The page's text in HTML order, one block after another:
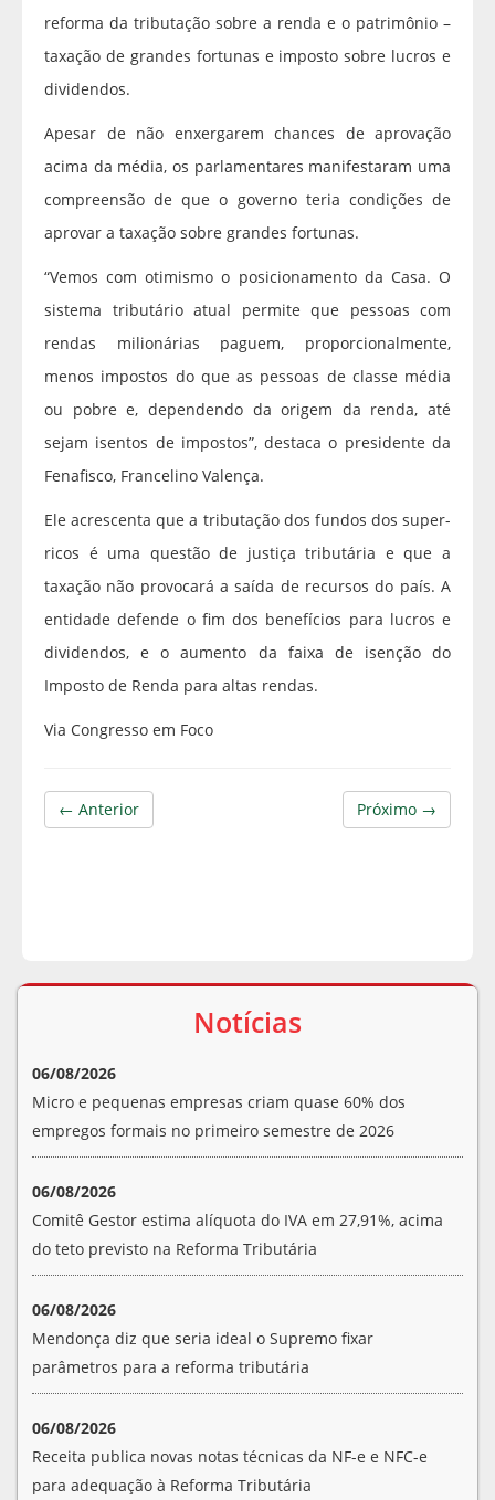
reforma da tributação sobre a renda e o patrimônio –
taxação de grandes fortunas e imposto sobre lucros e
dividendos.
Apesar de não enxergarem chances de aprovação
acima da média, os parlamentares manifestaram uma
compreensão de que o governo teria condições de
aprovar a taxação sobre grandes fortunas.
“Vemos com otimismo o posicionamento da Casa. O
sistema tributário atual permite que pessoas com
rendas milionárias paguem, proporcionalmente,
menos impostos do que as pessoas de classe média
ou pobre e, dependendo da origem da renda, até
sejam isentos de impostos”, destaca o presidente da
Fenafisco, Francelino Valença.
Ele acrescenta que a tributação dos fundos dos super-
ricos é uma questão de justiça tributária e que a
taxação não provocará a saída de recursos do país. A
entidade defende o fim dos benefícios para lucros e
dividendos, e o aumento da faixa de isenção do
Imposto de Renda para altas rendas.
Via Congresso em Foco
Próximo →
← Anterior
Notícias
06/08/2026
Micro e pequenas empresas criam quase 60% dos
empregos formais no primeiro semestre de 2026
06/08/2026
Comitê Gestor estima alíquota do IVA em 27,91%, acima
do teto previsto na Reforma Tributária
06/08/2026
Mendonça diz que seria ideal o Supremo fixar
parâmetros para a reforma tributária
06/08/2026
Receita publica novas notas técnicas da NF-e e NFC-e
para adequação à Reforma Tributária